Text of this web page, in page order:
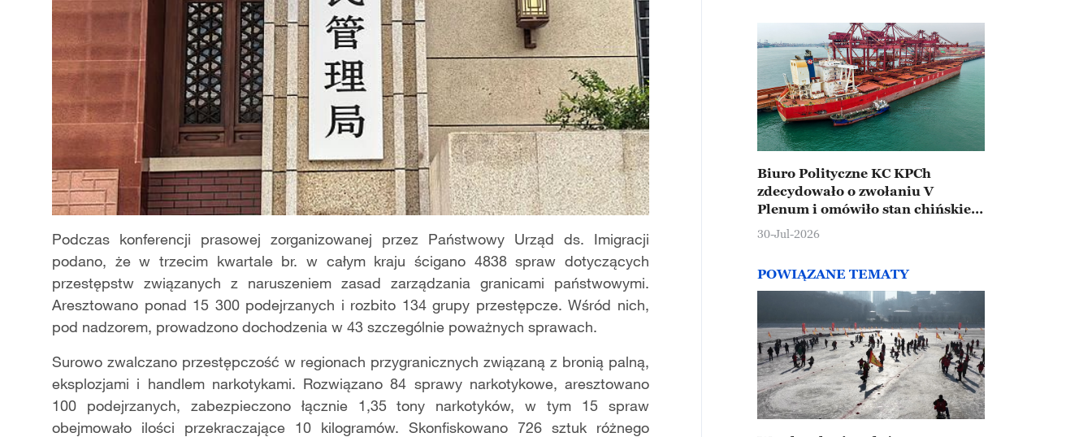
Podczas konferencji prasowej zorganizowanej przez Państwowy Urząd ds. Imigracji
podano, że w trzecim kwartale br. w całym kraju ścigano 4838 spraw dotyczących
przestępstw związanych z naruszeniem zasad zarządzania granicami państwowymi.
Aresztowano ponad 15 300 podejrzanych i rozbito 134 grupy przestępcze. Wśród nich,
pod nadzorem, prowadzono dochodzenia w 43 szczególnie poważnych sprawach.
Surowo zwalczano przestępczość w regionach przygranicznych związaną z bronią palną,
eksplozjami i handlem narkotykami. Rozwiązano 84 sprawy narkotykowe, aresztowano
100 podejrzanych, zabezpieczono łącznie 1,35 tony narkotyków, w tym 15 spraw
obejmowało ilości przekraczające 10 kilogramów. Skonfiskowano 726 sztuk różnego
Biuro Polityczne KC KPCh
zdecydowało o zwołaniu V
Plenum i omówiło stan chińskiej
gospodarki
30-Jul-2026
POWIĄZANE TEMATY